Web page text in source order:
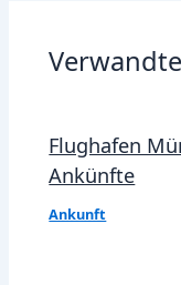
Flughafen
Ankünfte
Ankunft